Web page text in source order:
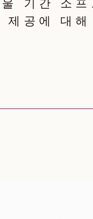
제공에 대해